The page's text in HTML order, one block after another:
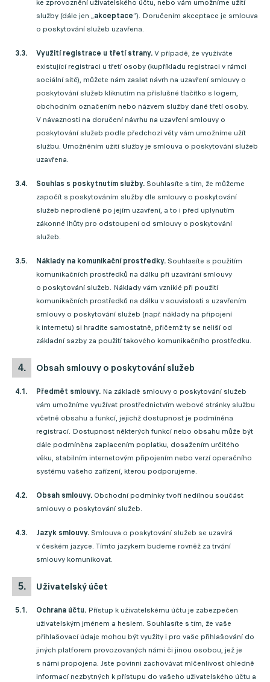
ke zprovoznění uživatelského účtu, nebo vám umožníme užití
služby (dále jen „akceptace“). Doručením akceptace je smlouva
o poskytování služeb uzavřena.
Využití registrace u třetí strany.V případě, že využíváte
existující registraci u třetí osoby (kupříkladu registraci v rámci
sociální sítě), můžete nám zaslat návrh na uzavření smlouvy o
poskytování služeb kliknutím na příslušné tlačítko s logem,
obchodním označením nebo názvem služby dané třetí osoby.
V návaznosti na doručení návrhu na uzavření smlouvy o
poskytování služeb podle předchozí věty vám umožníme užít
službu. Umožněním užití služby je smlouva o poskytování služeb
uzavřena.
Souhlas s poskytnutím služby. Souhlasíte s tím, že můžeme
započít s poskytováním služby dle smlouvy o poskytování
služeb neprodleně po jejím uzavření, a to i před uplynutím
zákonné lhůty pro odstoupení od smlouvy o poskytování
služeb.
Náklady na komunikační prostředky. Souhlasíte s použitím
komunikačních prostředků na dálku při uzavírání smlouvy
o poskytování služeb. Náklady vám vzniklé při použití
komunikačních prostředků na dálku v souvislosti s uzavřením
smlouvy o poskytování služeb (např. náklady na připojení
k internetu) si hradíte samostatně, přičemž ty se neliší od
základní sazby za použití takového komunikačního prostředku.
obsah smlouvy o poskytování služeb
Předmět smlouvy. Na základě smlouvy o poskytování služeb
vám umožníme využívat prostřednictvím webové stránky službu
včetně obsahu a funkcí, jejichž dostupnost je podmíněna
registrací. Dostupnost některých funkcí nebo obsahu může být
dále podmíněna zaplacením poplatku, dosažením určitého
věku, stabilním internetovým připojením nebo verzí operačního
systému vašeho zařízení, kterou podporujeme.
Obsah smlouvy. Obchodní podmínky tvoří nedílnou součást
smlouvy o poskytování služeb.
Jazyk smlouvy. Smlouva o poskytování služeb se uzavírá
v českém jazyce. Tímto jazykem budeme rovněž za trvání
smlouvy komunikovat.
uživatelský účet
Ochrana účtu. Přístup k uživatelskému účtu je zabezpečen
uživatelským jménem a heslem. Souhlasíte s tím, že vaše
přihlašovací údaje mohou být využity i pro vaše přihlašování do
jiných platforem provozovaných námi či jinou osobou, jež je
s námi propojena. Jste povinni zachovávat mlčenlivost ohledně
informací nezbytných k přístupu do vašeho uživatelského účtu a